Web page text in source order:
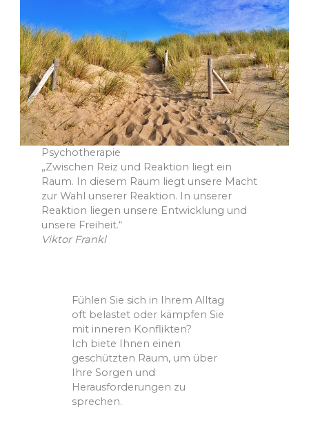
Psychotherapie
„Zwischen Reiz und Reaktion liegt ein
Raum. In diesem Raum liegt unsere Macht
zur Wahl unserer Reaktion. In unserer
Reaktion liegen unsere Entwicklung und
unsere Freiheit.“
Viktor Frankl
Fühlen Sie sich in Ihrem Alltag
oft belastet oder kämpfen Sie
mit inneren Konflikten?
Ich biete Ihnen einen
geschützten Raum, um über
Ihre Sorgen und
Herausforderungen zu
sprechen.